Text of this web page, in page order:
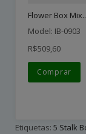
Flower Box Mix..
Model: IB-0903
R$509,60
Comprar
Etiquetas: 5 Stalk